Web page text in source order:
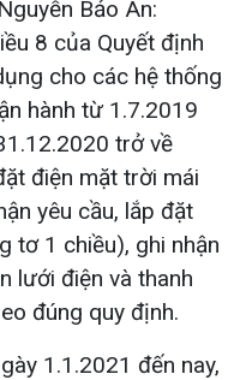
Bảo An:
8 của Quyết định
cho các hệ thống
hành từ 1.7.2019
trở về
điện mặt trời mái
yêu cầu, lắp đặt
tơ 1 chiều), ghi nhận
lưới điện và thanh
đúng quy định.
1.1.2021 đến nay,